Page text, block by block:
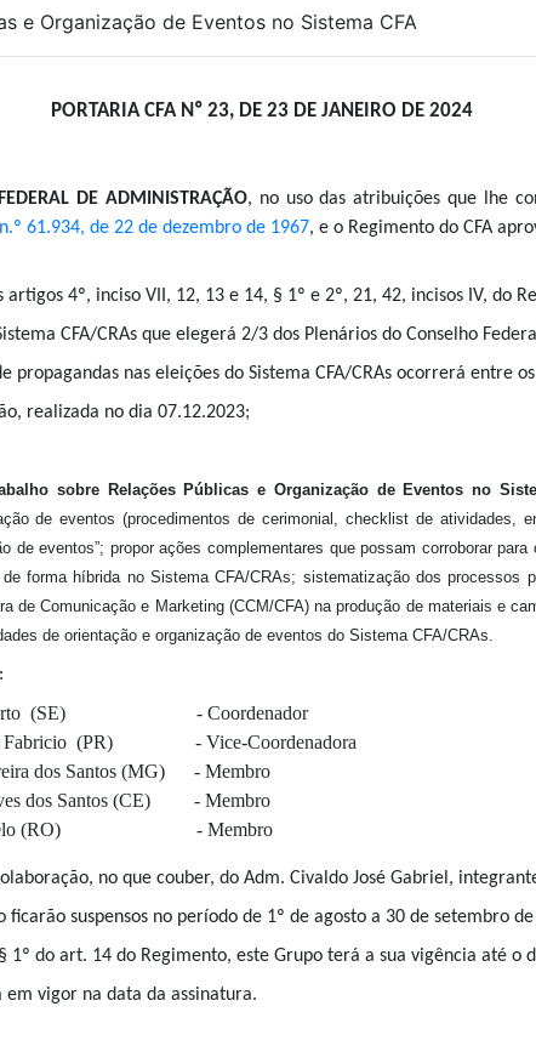
e Organização de Eventos no Sistema CFA
PORTARIA CFA Nº 23, DE 23 DE JANEIRO DE 2024
DE ADMINISTRAÇÃO, no uso das atribuições que lhe
61.934, de 22 de dezembro de 1967, e o Regimento do CFA
artigos 4º, inciso VII, 12, 13 e 14, § 1º e 2º, 21, 42, incisos IV, do
CFA/CRAs que elegerá 2/3 dos Plenários do Conselho
propagandas nas eleições do Sistema CFA/CRAs ocorrerá entre
realizada no dia 07.12.2023;
sobre Relações Públicas e Organização de Eventos no
de eventos (procedimentos de cerimonial, checklist de atividades,
de eventos”; propor ações complementares que possam corroborar
forma híbrida no Sistema CFA/CRAs; sistematização dos processos
de Comunicação e Marketing (CCM/CFA) na produção de materiais e
de orientação e organização de eventos do Sistema CFA/CRAs.
Porto (SE) - Coordenador
Fabricio (PR) - Vice-Coordenadora
dos Santos (MG) - Membro
dos Santos (CE) - Membro
de Melo (RO) - Membro
ão, no que couber, do Adm. Civaldo José Gabriel,
ficarão suspensos no período de 1º de agosto a 30 de setembro
1º do art. 14 do Regimento, este Grupo terá a sua vigência até o
vigor na data da assinatura.